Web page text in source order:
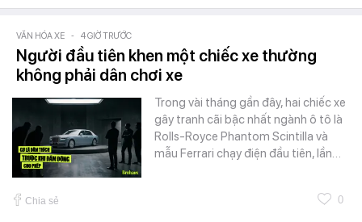
VĂN HÓA XE - 4 GIỜ TRƯỚC
Người đầu tiên khen một chiếc xe thường
không phải dân chơi xe
Trong vài tháng gần đây, hai chiếc xe
gây tranh cãi bậc nhất ngành ô tô là
Rolls-Royce Phantom Scintilla và
mẫu Ferrari chạy điện đầu tiên, lần…
Chia sẻ 0